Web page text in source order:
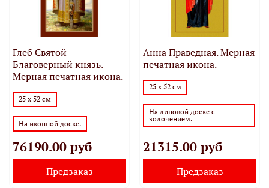
Глеб Святой
Благоверный князь.
Мерная печатная икона.
25 х 52 см
На иконной доске.
76190.00 руб
Предзаказ
Анна Праведная. Мерная
печатная икона.
25 х 52 см
На липовой доске с
золочением.
21315.00 руб
Предзаказ